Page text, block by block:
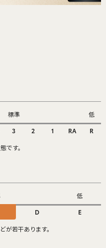
標準 低
3 2 1 RA R
です。
低
D E
が若干あります。